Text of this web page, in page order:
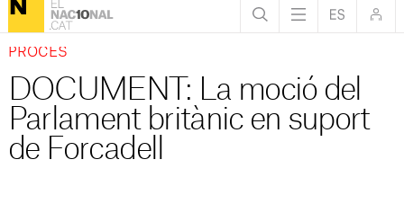
PROCÉS
DOCUMENT: La moció del
Parlament britànic en suport
de Forcadell